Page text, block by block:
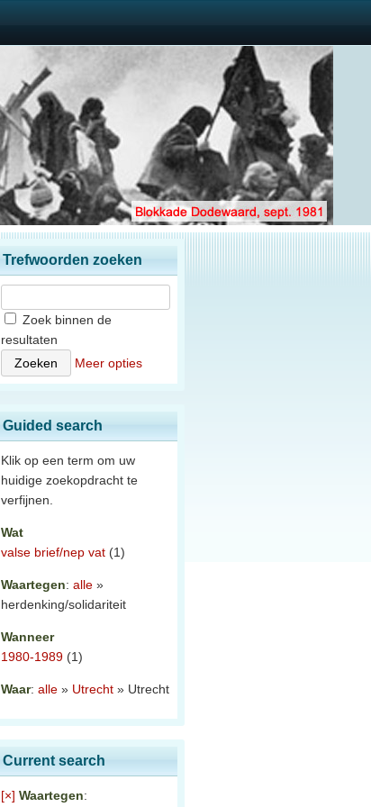
Trefwoorden zoeken
Zoek binnen de
resultaten
Meer opties
Guided search
Klik op een term om uw
huidige zoekopdracht te
verfijnen.
Wat
valse brief/nep vat (1)
Waartegen: alle »
herdenking/solidariteit
Wanneer
1980-1989 (1)
Waar: alle » Utrecht » Utrecht
Current search
[×] Waartegen: